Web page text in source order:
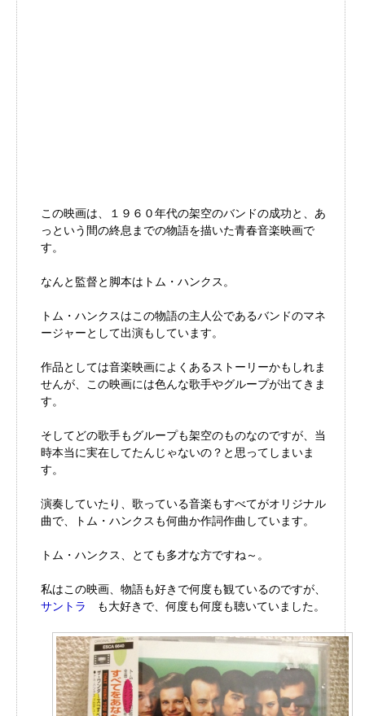
この映画は、１９６０年代の架空のバンドの成功と、あ
っという間の終息までの物語を描いた青春音楽映画で
す。
なんと監督と脚本はトム・ハンクス。
トム・ハンクスはこの物語の主人公であるバンドのマネ
ージャーとして出演もしています。
作品としては音楽映画によくあるストーリーかもしれま
せんが、この映画には色んな歌手やグループが出てきま
す。
そしてどの歌手もグループも架空のものなのですが、当
時本当に実在してたんじゃないの？と思ってしまいま
す。
演奏していたり、歌っている音楽もすべてがオリジナル
曲で、トム・ハンクスも何曲か作詞作曲しています。
トム・ハンクス、とても多才な方ですね～。
私はこの映画、物語も好きで何度も観ているのですが、
サントラ
も大好きで、何度も何度も聴いていました。